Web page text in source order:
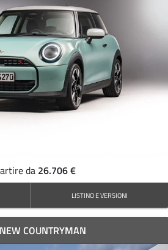
da 26.706 €
LISTINO E VERSIONI
COUNTRYMAN